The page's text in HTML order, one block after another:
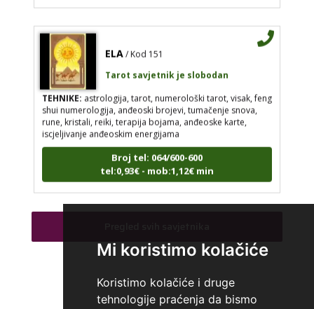
Mi koristimo kolačiće
Koristimo kolačiće i druge
tehnologije praćenja da bismo
ELA / Kod 151
Tarot savjetnik je slobodan
TEHNIKE:astrologija, tarot, numerološki tarot, visak, feng
shui numerologija, anđeoski brojevi, tumačenje snova,
rune, kristali, reiki, terapija bojama, anđeoske karte,
iscjeljivanje anđeoskim energijama
Broj tel: 064/600-600
tel:0,93€ - mob:1,12€ min
Tarot savjetnik je slobodan
numerologija, anđeoski i ljubavni tarot, visak, yi
ching, knjiga promjena mudrosti, rune, izrada runskih